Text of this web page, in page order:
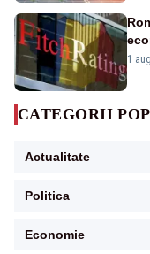
1
CATEGORII
Actualitate
Politica
Economie